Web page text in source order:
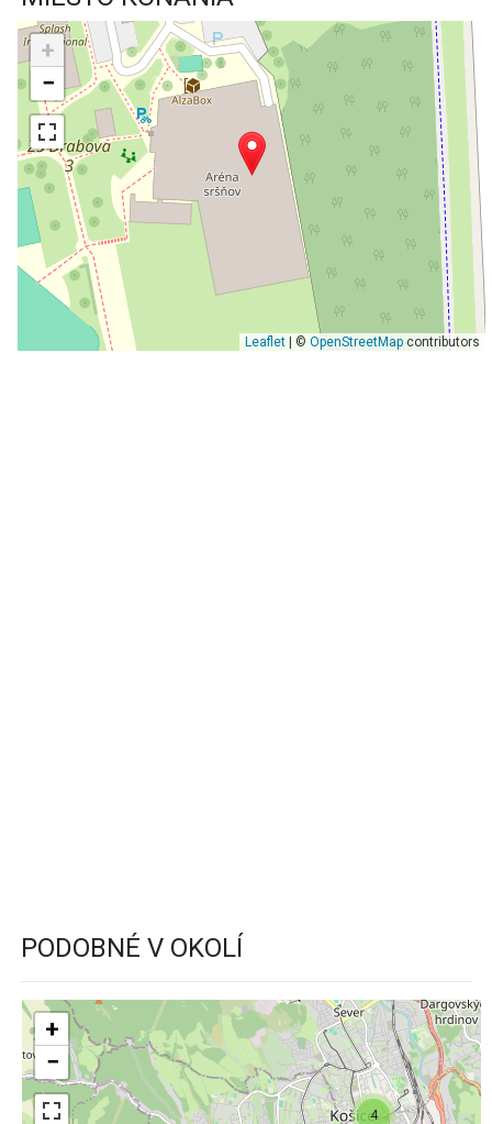
+
−
Leaflet| © OpenStreetMapcontributors
PODOBNÉ V OKOLÍ
4
+
−